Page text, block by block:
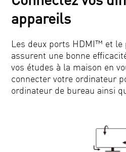
appareils
Les deux ports HDMI™ et le
assurent une bonne
vos études à la maison en
connecter votre ordinateur
ordinateur de bureau ainsi